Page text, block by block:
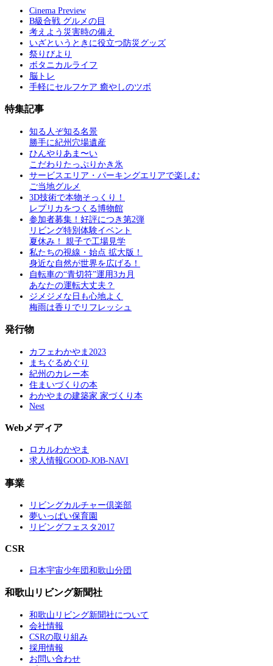
Cinema Preview
B級合戦 グルメの目
考えよう災害時の備え
いざというときに役立つ防災グッズ
祭りびより
ボタニカルライフ
脳トレ
手軽にセルフケア 癒やしのツボ
特集記事
知る人ぞ知る名景
勝手に紀州穴場遺産
ひんやりあま〜い
こだわりたっぷりかき氷
サービスエリア・パーキングエリアで楽しむ
ご当地グルメ
3D技術で本物そっくり！
レプリカをつくる博物館
参加者募集！好評につき第2弾
リビング特別体験イベント
夏休み！ 親子で工場見学
私たちの視線・始点 拡大版！
身近な自然が世界を広げる！
自転車の“青切符”運用3カ月
あなたの運転大丈夫？
ジメジメな日も心地よく
梅雨は香りでリフレッシュ
発行物
カフェわかやま2023
まちぐるめぐり
紀州のカレー本
住まいづくりの本
わかやまの建築家 家づくり本
Nest
Webメディア
ロカルわかやま
求人情報GOOD-JOB-NAVI
事業
リビングカルチャー倶楽部
夢いっぱい保育園
リビングフェスタ2017
CSR
日本宇宙少年団和歌山分団
和歌山リビング新聞社
和歌山リビング新聞社について
会社情報
CSRの取り組み
採用情報
お問い合わせ